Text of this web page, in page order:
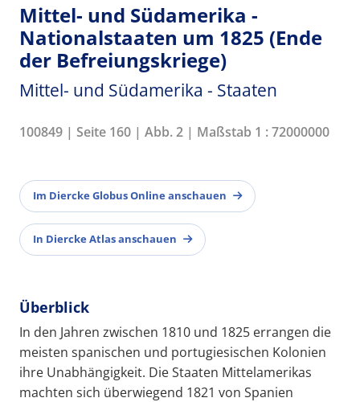
Mittel- und Südamerika -
Nationalstaaten um 1825 (Ende
der Befreiungskriege)
Mittel- und Südamerika - Staaten
100849 | Seite 160 | Abb. 2 | Maßstab 1 : 72000000
Im Diercke Globus Online anschauen
In Diercke Atlas anschauen
Überblick
In den Jahren zwischen 1810 und 1825 errangen die
meisten spanischen und portugiesischen Kolonien
ihre Unabhängigkeit. Die Staaten Mittelamerikas
machten sich überwiegend 1821 von Spanien